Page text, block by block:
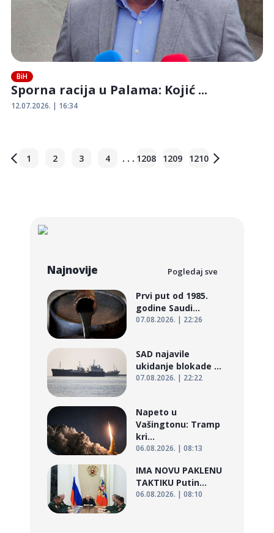
BiH
Sporna racija u Palama: Kojić ...
12.07.2026. | 16:34
1 2 3 4 . . . 1208 1209 1210
Najnovije Pogledaj sve
Prvi put od 1985.
godine Saudi...
07.08.2026. | 22:26
SAD najavile
ukidanje blokade ...
07.08.2026. | 22:22
Napeto u
Vašingtonu: Tramp
kri...
06.08.2026. | 08:13
IMA NOVU PAKLENU
TAKTIKU Putin...
06.08.2026. | 08:10